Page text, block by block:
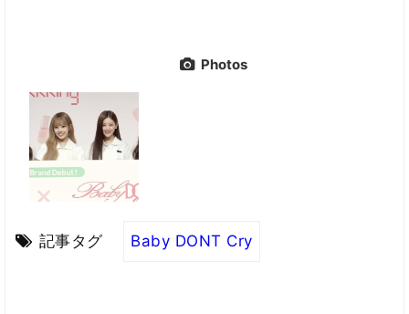
Photos
記事タグ Baby DONT Cry